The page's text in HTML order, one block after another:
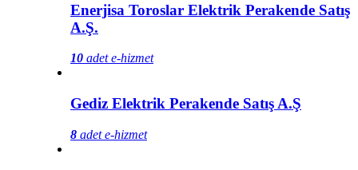
Enerjisa Toroslar Elektrik Perakende Satış
A.Ş.
10 adet e-hizmet
Gediz Elektrik Perakende Satış A.Ş
8 adet e-hizmet